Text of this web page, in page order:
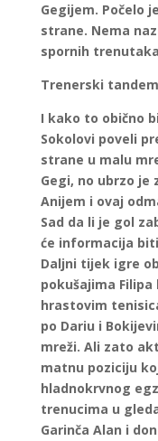
Gegijem. Počelo
strane. Nema
spornih
Trenerski tandem
I kako to obično
Sokolovi poveli
strane u malu
Gegi, no ubrzo
Anijem i ovaj
Sad da li je gol
će informacija
Daljni tijek igre
pokušajima
hrastovim
po Dariu i
mreži. Ali zato
matnu poziciju
hladnokrvnog
trenucima u
Garinča Alan i